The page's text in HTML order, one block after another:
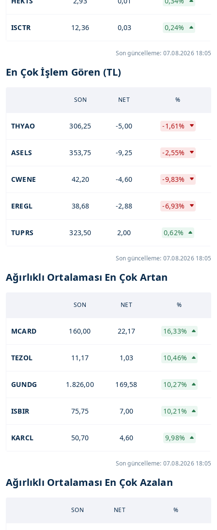
ISCTR 12,36 0,03 0,24%
Son güncelleme: 07.08.2026 18:05
En Çok İşlem Gören (TL)
SON NET %
THYAO 306,25 -5,00 -1,61%
ASELS 353,75 -9,25 -2,55%
CWENE 42,20 -4,60 -9,83%
EREGL 38,68 -2,88 -6,93%
TUPRS 323,50 2,00 0,62%
Son güncelleme: 07.08.2026 18:05
Ağırlıklı Ortalaması En Çok Artan
SON NET %
MCARD 160,00 22,17 16,33%
TEZOL 11,17 1,03 10,46%
GUNDG 1.826,00 169,58 10,27%
ISBIR 75,75 7,00 10,21%
KARCL 50,70 4,60 9,98%
Son güncelleme: 07.08.2026 18:05
Ağırlıklı Ortalaması En Çok Azalan
SON NET %